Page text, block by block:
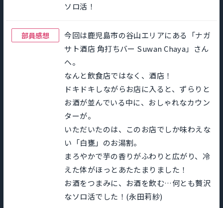
ソロ活！
部員感想
今回は鹿児島市の谷山エリアにある「ナガ
サト酒店 角打ちバー Suwan Chaya」さん
へ。
なんと飲食店ではなく、酒店！
ドキドキしながらお店に入ると、ずらりと
お酒が並んでいる中に、おしゃれなカウン
ターが。
いただいたのは、このお店でしか味わえな
い「白甕」のお湯割。
まろやかで芋の香りがふわりと広がり、冷
えた体がほっとあたたまりました！
お酒をつまみに、お酒を飲む…何とも贅沢
なソロ活でした！(永田莉紗)